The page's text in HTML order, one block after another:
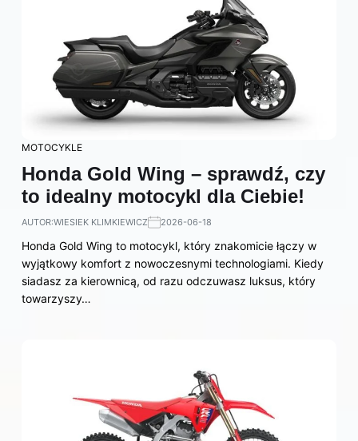
MOTOCYKLE
Honda Gold Wing – sprawdź, czy
to idealny motocykl dla Ciebie!
AUTOR:WIESIEK KLIMKIEWICZ 2026-06-18
Honda Gold Wing to motocykl, który znakomicie łączy w
wyjątkowy komfort z nowoczesnymi technologiami. Kiedy
siadasz za kierownicą, od razu odczuwasz luksus, który
towarzyszy…